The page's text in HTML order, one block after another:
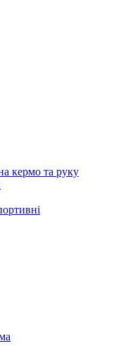
кермо та руку